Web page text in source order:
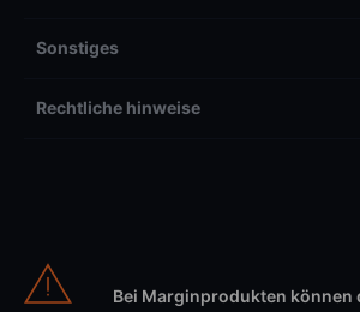
Sonstiges
Rechtliche hinweise
Bei Marginprodukten können